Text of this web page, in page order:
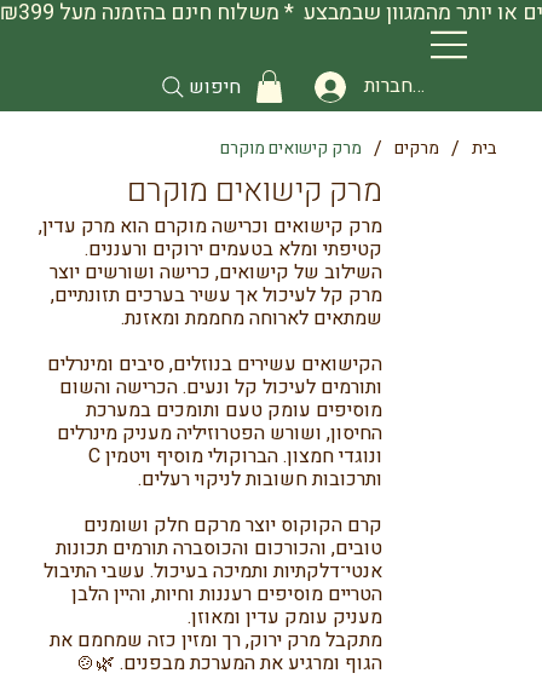
להתחברות חיפוש
בית / מרקים / מרק קישואים מוקרם
מרק קישואים מוקרם
מרק קישואים וכרישה מוקרם הוא מרק עדין,
קטיפתי ומלא בטעמים ירוקים ורעננים.
השילוב של קישואים, כרישה ושורשים יוצר
מרק קל לעיכול אך עשיר בערכים תזונתיים,
שמתאים לארוחה מחממת ומאזנת.
הקישואים עשירים בנוזלים, סיבים ומינרלים
ותורמים לעיכול קל ונעים. הכרישה והשום
מוסיפים עומק טעם ותומכים במערכת
החיסון, ושורש הפטרוזיליה מעניק מינרלים
ונוגדי חמצון. הברוקולי מוסיף ויטמין C
ותרכובות חשובות לניקוי רעלים.
קרם הקוקוס יוצר מרקם חלק ושומנים
טובים, והכורכום והכוסברה תורמים תכונות
אנטי־דלקתיות ותמיכה בעיכול. עשבי התיבול
הטריים מוסיפים רעננות וחיות, והיין הלבן
מעניק עומק עדין ומאוזן.
מתקבל מרק ירוק, רך ומזין כזה שמחמם את
הגוף ומרגיע את המערכת מבפנים. 🌿🍲